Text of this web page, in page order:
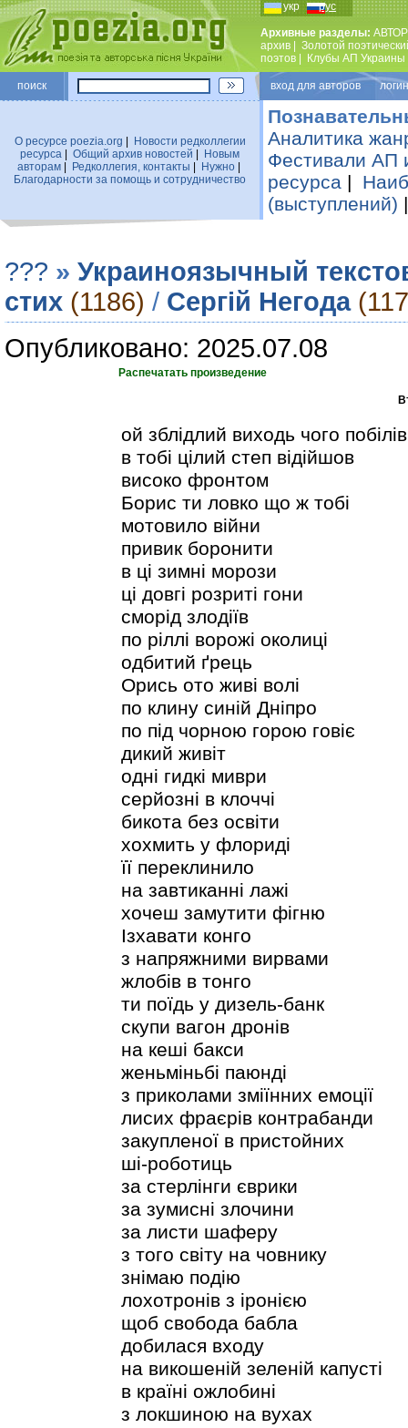
укр рус
Архивные разделы:
архив
Золотой
поэтов
Клубы АП Украины
поиск вход для авторов
О ресурсе poezia.org
Новости редколлегии
ресурса
Общий архив новостей
Новым
авторам| Редколлегия, контакты Нужно|
Благодарности за помощь и сотрудничество
Аналитика
Фестивали АП
ресурса |
(выступлений)
??? » Украиноязычный
стих (1186) / Сергій Негода
Опубликовано: 2025.07.08
Распечатать произведение
ой зблідлий виходь чого побілів
в тобі цілий степ відійшов
високо фронтом
Борис ти ловко що ж тобі
мотовило війни
привик боронити
в ці зимні морози
ці довгі розриті гони
сморід злодіїв
по ріллі ворожі околиці
одбитий ґрець
Орись ото живі волі
по клину синій Дніпро
по під чорною горою говіє
дикий живіт
одні гидкі миври
серйозні в клоччі
бикота без освіти
хохмить у флориді
її переклинило
на завтиканні лажі
хочеш замутити фігню
Ізхавати конго
з напряжними вирвами
жлобів в тонго
ти поїдь у дизель-банк
скупи вагон дронів
на кеші бакси
женьміньбі паюнді
з приколами зміїнних емоції
лисих фраєрів контрабанди
закупленої в пристойних
ші-роботиць
за стерлінги єврики
за зумисні злочини
за листи шаферу
з того світу на човнику
знімаю подію
лохотронів з іронією
щоб свобода бабла
добилася входу
на викошеній зеленій капусті
в країні ожлобині
з локшиною на вухах